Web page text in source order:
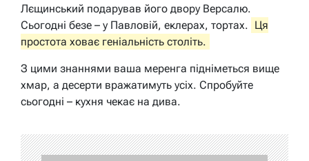
Лєщинський подарував його двору Версалю.
Сьогодні безе – у Павловій, еклерах, тортах. Ця
простота ховає геніальність століть.
З цими знаннями ваша меренга підніметься вище
хмар, а десерти вражатимуть усіх. Спробуйте
сьогодні – кухня чекає на дива.